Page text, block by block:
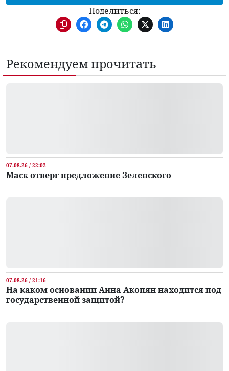
Поделиться:
Рекомендуем прочитать
07.08.26 / 22:02
Маск отверг предложение Зеленского
07.08.26 / 21:16
На каком основании Анна Акопян находится под
государственной защитой?